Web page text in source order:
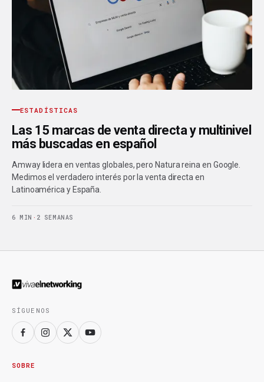
ESTADÍSTICAS
Las 15 marcas de venta directa y multinivel
más buscadas en español
Amway lidera en ventas globales, pero Natura reina en Google.
Medimos el verdadero interés por la venta directa en
Latinoamérica y España.
6 MIN · 2 SEMANAS
SÍGUENOS
SOBRE